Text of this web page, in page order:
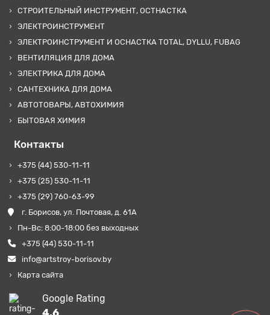
СТРОИТЕЛЬНЫЙ ИНСТРУМЕНТ, ОСТНАСТКА
ЭЛЕКТРОИНСТРУМЕНТ
ЭЛЕКТРОИНСТРУМЕНТ И ОСНАСТКА TOTAL, DYLLU, FUBAG
ВЕНТИЛЯЦИЯ ДЛЯ ДОМА
ЭЛЕКТРИКА ДЛЯ ДОМА
САНТЕХНИКА ДЛЯ ДОМА
АВТОТОВАРЫ, АВТОХИМИЯ
БЫТОВАЯ ХИМИЯ
Контакты
+375 (44) 530-11-11
+375 (25) 530-11-11
+375 (29) 760-63-99
г. Борисов, ул. Почтовая, д. 61А
Пн-Вс: 8:00-18:00 без выходных
+375 (44) 530-11-11
info@artstroy-borisov.by
Карта сайта
Google Rating
4.6